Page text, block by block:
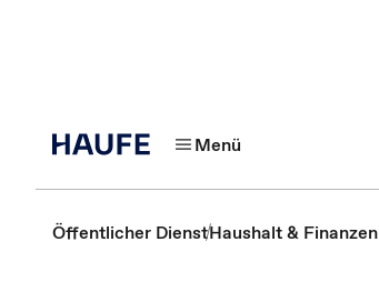
Menü
Öffentlicher DienstHaushalt & Finanzen